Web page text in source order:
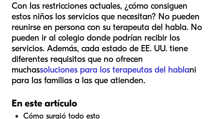
Con las restricciones actuales, ¿cómo consiguen
estos niños los servicios que necesitan? No pueden
reunirse en persona con su terapeuta del habla. No
pueden ir al colegio donde podrían recibir los
servicios. Además, cada estado de EE. UU. tiene
diferentes requisitos que no ofrecen
muchassoluciones para los terapeutas del hablani
para las familias a las que atienden.
En este artículo
Cómo surgió todo esto